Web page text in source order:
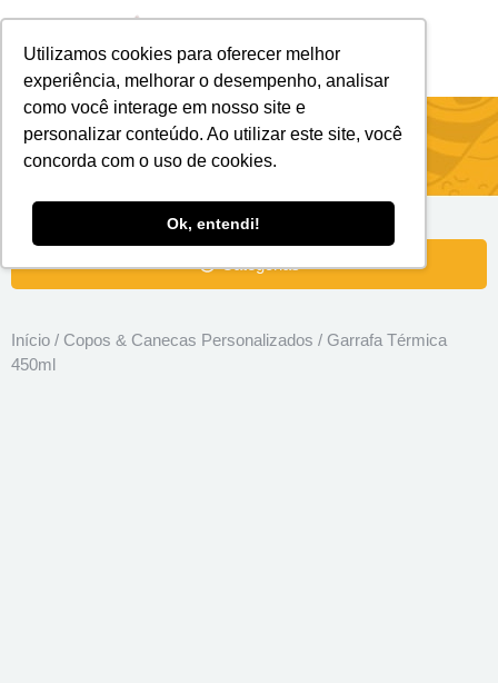
Utilizamos cookies para oferecer melhor
experiência, melhorar o desempenho, analisar
como você interage em nosso site e
personalizar conteúdo. Ao utilizar este site, você
concorda com o uso de cookies.
Ok, entendi!
Garrafa Térmica 450ml
Categorias
Início / Copos & Canecas Personalizados / Garrafa Térmica
450ml